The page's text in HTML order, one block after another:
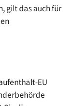
gilt das auch für
EU